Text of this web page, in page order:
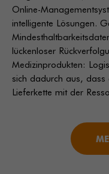
Online-
intelligente Lösungen.
lückenloser
Medizinprodukten:
sich dadurch aus,
Lieferkette mit der